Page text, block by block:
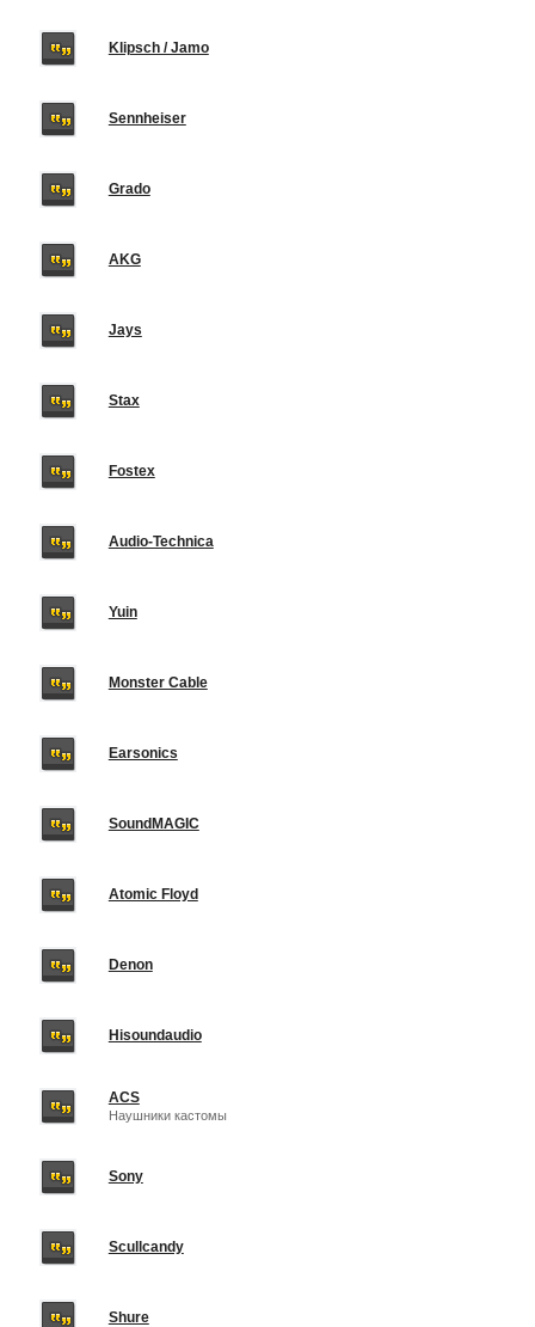
Klipsch / Jamo
Sennheiser
Grado
AKG
Jays
Stax
Fostex
Audio-Technica
Yuin
Monster Cable
Earsonics
SoundMAGIC
Atomic Floyd
Denon
Hisoundaudio
ACS
Наушники кастомы
Sony
Scullcandy
Shure